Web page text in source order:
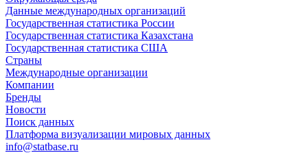
Данные международных организаций
Государственная статистика России
Государственная статистика Казахстана
Государственная статистика США
Страны
Международные организации
Компании
Бренды
Новости
Поиск данных
Платформа визуализации мировых данных
info@statbase.ru